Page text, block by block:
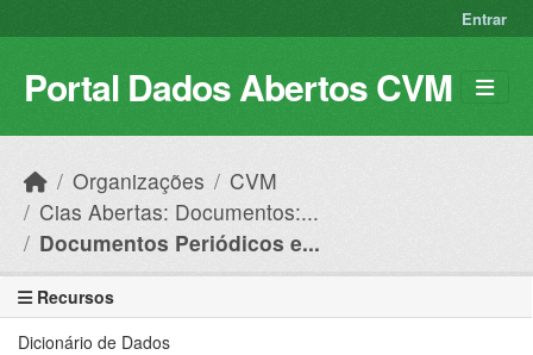
Entrar
Portal Dados Abertos CVM
Organizações
CVM
Cias Abertas: Documentos:...
Documentos Periódicos e...
Recursos
Dicionário de Dados